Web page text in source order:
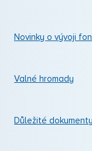
Novinky o vývoji
Valné hromady
Důležité dokumenty